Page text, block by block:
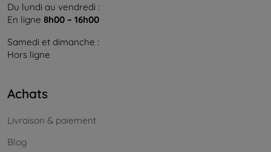
Du lundi au vendredi :
En ligne 8h00 – 16h00
Samedi et dimanche :
Hors ligne
Achats
Livraison & paiement
Blog